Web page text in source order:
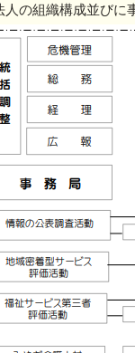
人の組織構成並びに